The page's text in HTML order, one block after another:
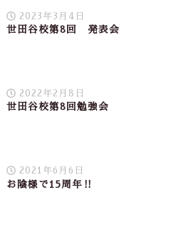
2023年3月4日
世田谷校第8回 発表会
2022年2月8日
世田谷校第8回勉強会
2021年6月6日
お陰様で15周年‼︎